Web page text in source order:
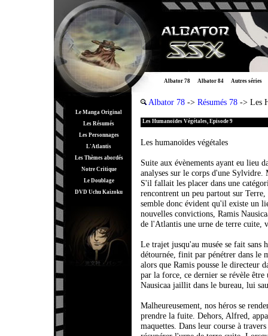
Albator 78 Albator 84 Autres séries
Le Manga Original
Les Résumés
Les Personnages
L'Atlantis
Les Thèmes abordés
Notre Critique
Le Doublage
DVD Uchu Kaizoku
Albator 78 -> Résumés 78 -> Les
Les Humanoïdes Végétales, Episode 9
Les humanoïdes végétales
Suite aux évènements ayant eu lieu
analyses sur le corps d'une Sylvidre.
S'il fallait les placer dans une
rencontrent un peu partout sur
semble donc évident qu'il existe un
nouvelles convictions, Ramis
de l'Atlantis une urne de terre cuite,
Le trajet jusqu'au musée se fait sans
détournée, finit par pénétrer dans le
alors que Ramis pousse le directeur
par la force, ce dernier se révèle
Nausicaa jaillit dans le bureau, lui
Malheureusement, nos héros se
prendre la fuite. Dehors, Alfred,
maquettes. Dans leur course à